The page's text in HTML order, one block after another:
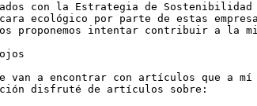
con la Estrategia de
ecológico por parte de estas
proponemos intentar contribuir a
a encontrar con artículos que a mí
disfruté de artículos sobre: